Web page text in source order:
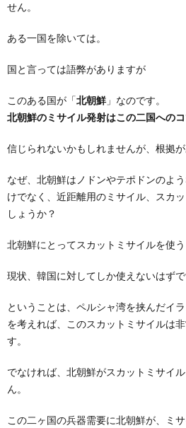
せん。
ある一国を除いては。
国と言っては語弊がありますが
このある国が「北朝鮮」なのです。
北朝鮮のミサイル発射はこの二国への
信じられないかもしれませんが、根拠が
なぜ、北朝鮮はノドンやテポドンのよ
けでなく、近距離用のミサイル、スカ
しょうか？
北朝鮮にとってスカットミサイルを使
現状、韓国に対してしか使えないはずで
ということは、ペルシャ湾を挟んだイ
を考えれば、このスカットミサイルは
す。
でなければ、北朝鮮がスカットミサイ
ん。
この二ヶ国の兵器需要に北朝鮮が、ミ